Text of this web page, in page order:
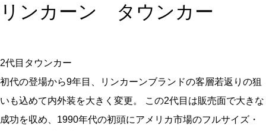
リンカーン タウンカー
2代目タウンカー
初代の登場から9年目、リンカーンブランドの客層若返りの狙
いも込めて内外装を大きく変更。 この2代目は販売面で大きな
成功を収め、1990年代の初頭にアメリカ市場のフルサイズ・